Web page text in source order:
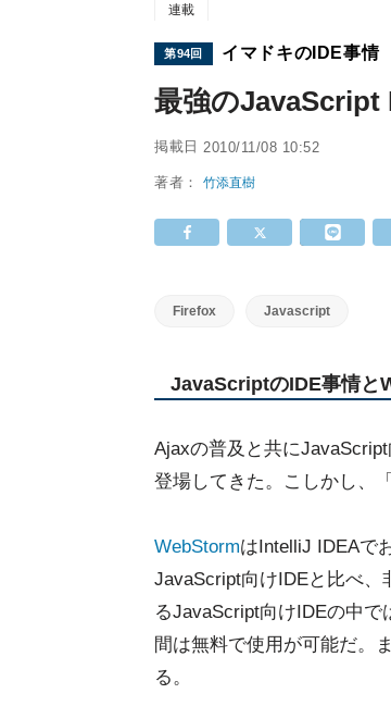
連載
第94回 イマドキのIDE事情
最強のJavaScript
掲載日 2010/11/08 10:52
著者：竹添直樹
Firefox Javascript
JavaScriptのIDE事情と
Ajaxの普及と共に
登場してきた。こしかし、
WebStormはIntelliJ IDEAで
JavaScript向けIDEと比べ、
るJavaScript向けIDEの中で
間は無料で使用が可能だ。
る。